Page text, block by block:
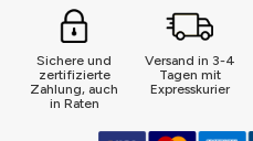
Sichere und
zertifizierte
Zahlung, auch
in Raten
Versand in 3-4
Tagen mit
Expresskurier